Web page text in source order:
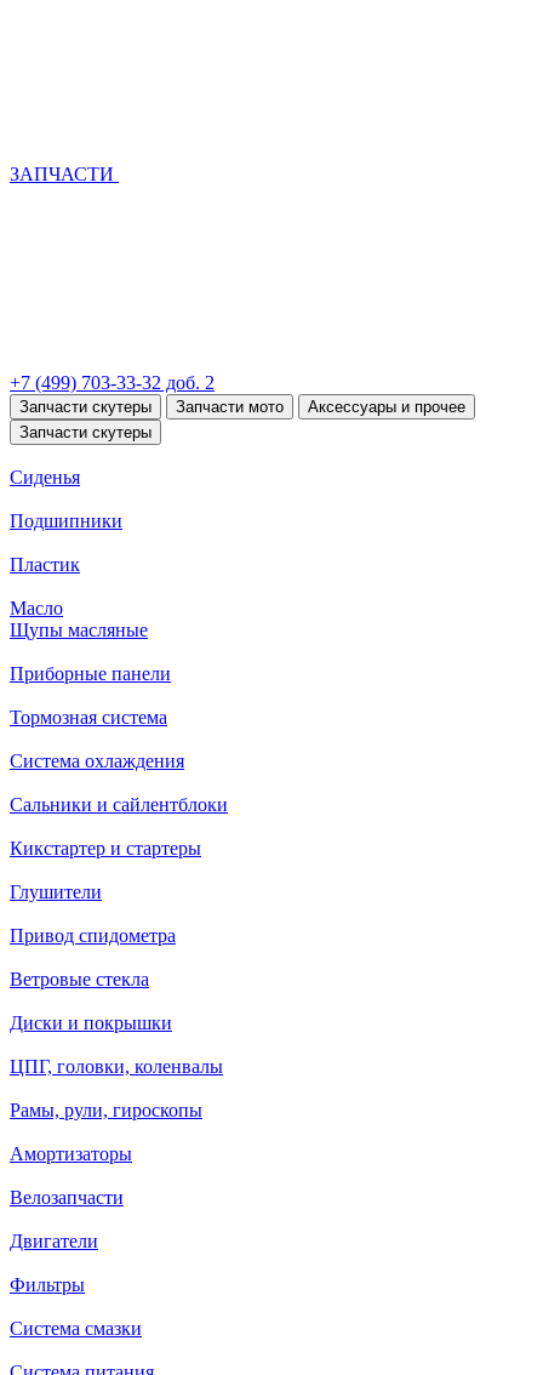
ЗАПЧАСТИ
+7 (499) 703-33-32 доб. 2
Запчасти скутеры Запчасти мото
Аксессуары и прочее
Запчасти скутеры
Сиденья
Подшипники
Пластик
Масло
Щупы масляные
Приборные панели
Тормозная система
Система охлаждения
Сальники и сайлентблоки
Кикстартер и стартеры
Глушители
Привод спидометра
Ветровые стекла
Диски и покрышки
ЦПГ, головки, коленвалы
Рамы, рули, гироскопы
Амортизаторы
Велозапчасти
Двигатели
Фильтры
Система смазки